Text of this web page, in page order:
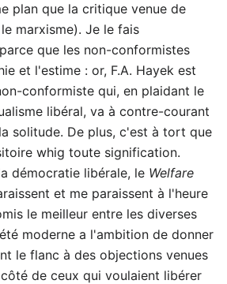
plan que la critique venue de
marxisme). Je le fais
que les non-conformistes
et l'estime : or, F.A. Hayek est
conformiste qui, en plaidant le
libéral, va à contre-courant
solitude. De plus, c'est à tort que
whig toute signification.
démocratie libérale, le Welfare
et me paraissent à l'heure
le meilleur entre les diverses
moderne a l'ambition de donner
le flanc à des objections venues
de ceux qui voulaient libérer